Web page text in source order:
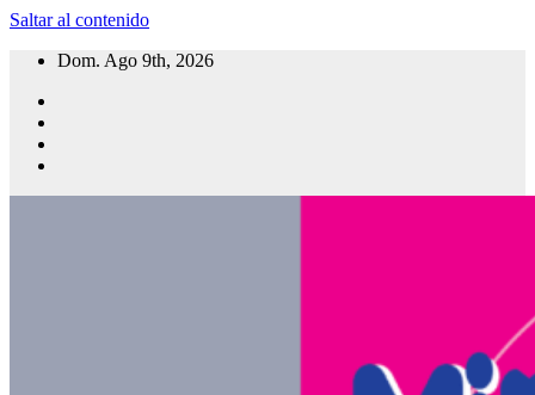
Saltar al contenido
Dom. Ago 9th, 2026